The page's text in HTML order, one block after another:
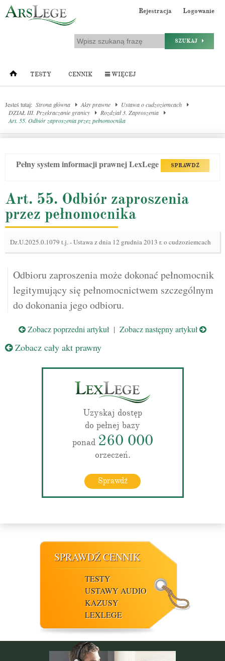
Rejestracja Logowanie
SZUKAJ
TESTY CENNIK WIĘCEJ
Jesteś tutaj: Strona główna Akty prawne
Ustawa o cudzoziemcach
DZIAŁ III. Przekraczanie granicy
Rozdział 3. Zaproszenia
Art. 55. Odbiór zaproszenia przez pełnomocnika
Pełny system informacji prawnej LexLege SPRAWDŹ
Art. 55. Odbiór zaproszenia
przez pełnomocnika
Dz.U.2025.0.1079 t.j.-Ustawa z dnia 12 grudnia 2013 r. o cudzoziemcach
Odbioru zaproszenia może dokonać pełnomocnik
legitymujący się pełnomocnictwem szczególnym
do dokonania jego odbioru.
Zobacz poprzedni artykuł | Zobacz następny artykuł
Zobacz cały akt prawny
Uzyskaj dostęp
do pełnej bazy
ponad 260 000
orzeczeń.
Sprawdź
SPRAWDŹ CENNIK
TESTY
USTAWY AUDIO
KAZUSY
LEXLEGE